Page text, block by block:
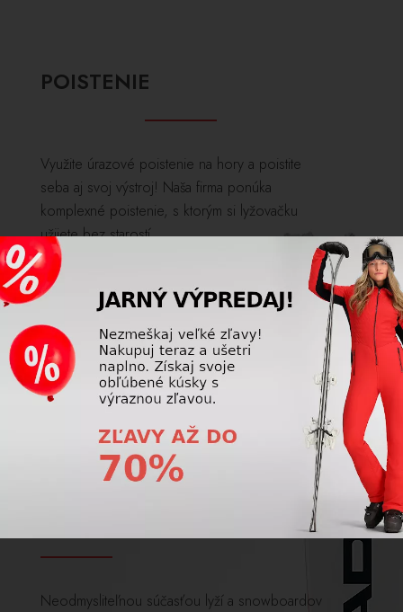
POISTENIE
Využite úrazové poistenie na hory a poistite
seba aj svoj výstroj! Naša firma ponúka
komplexné poistenie, s ktorým si lyžovačku
užijete bez starostí.
ZOBRAZIŤ VIAC
Neodmysliteľnou súčasťou lyží a snowboardov